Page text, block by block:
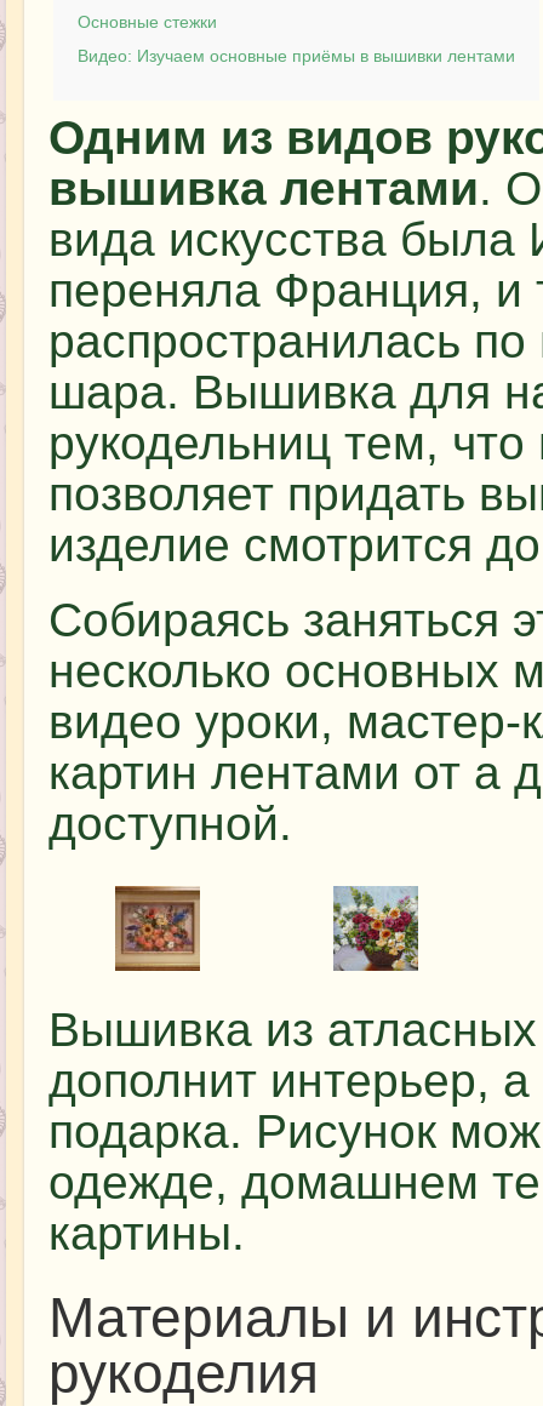
Основные стежки
Видео: Изучаем основные приёмы в вышивки лентами
Одним из видов
вышивка лентами.
вида искусства была
переняла Франция, и
распространилась
шара. Вышивка для
рукодельниц тем,
позволяет придать
изделие смотрится
Собираясь заняться
несколько основных
видео уроки,
картин лентами от а
доступной.
Вышивка из
дополнит интерьер,
подарка. Рисунок
одежде, домашнем
картины.
Материалы и
рукоделия